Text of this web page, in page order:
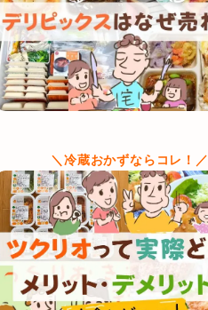
＼冷蔵おかずならコレ！／